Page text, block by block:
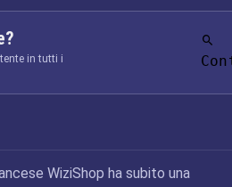
in tutti i
WiziShop ha subito una